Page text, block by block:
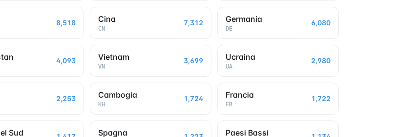
8,518 Cina
CN
7,312 Germania
DE
6,080
4,093 Vietnam
VN
3,699 Ucraina
UA
2,980
2,253 Cambogia
KH
1,724 Francia
FR
1,722
Sud Spagna Paesi Bassi